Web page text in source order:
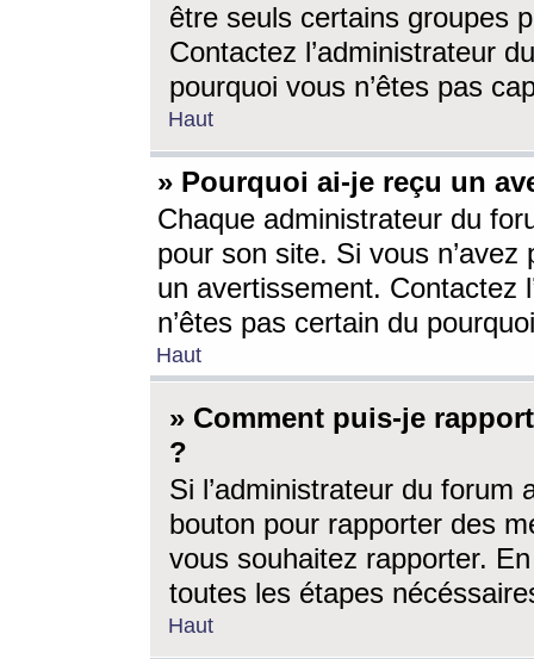
être seuls certains groupes
Contactez l’administrateur
pourquoi vous n’êtes pas
Haut
» Pourquoi ai-je reçu un
Chaque administrateur du
pour son site. Si vous
un avertissement. Contactez
n’êtes pas certain du
Haut
» Comment puis-je
?
Si l’administrateur du forum
bouton pour rapporter des
vous souhaitez rapporter.
toutes les étapes
Haut